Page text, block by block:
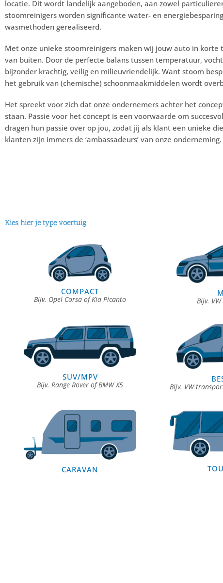
locatie. Dit wordt landelijk aangeboden, aan zowel
stoomreinigers worden significante water- en
wasmethoden gerealiseerd.
Met onze unieke stoomreinigers maken wij jouw auto in korte
van buiten. Door de perfecte balans tussen temperatuur,
bijzonder krachtig, veilig en milieuvriendelijk. Want stoom
het gebruik van (chemische) schoonmaakmiddelen wordt
Het spreekt voor zich dat onze ondernemers achter het
staan. Passie voor het concept is een voorwaarde om
dragen hun passie over op jou, zodat jij als klant een unieke
klanten zijn immers de ‘ambassadeurs’ van onze onderneming.
Kies hier je type voertuig
COMPACT
Bijv. Opel Corsa of Kia Picanto Bijv.
SUV/MPV
Bijv. Range Rover of BMW X5 Bijv. VW
CARAVAN